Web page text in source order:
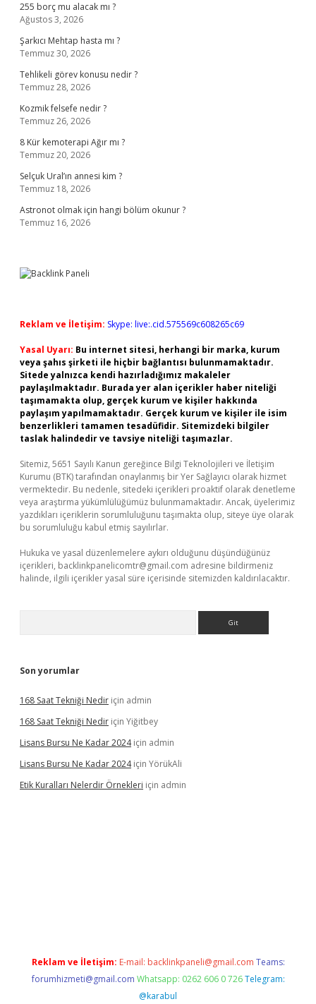
255 borç mu alacak mı ?
Ağustos 3, 2026
Şarkıcı Mehtap hasta mı ?
Temmuz 30, 2026
Tehlikeli görev konusu nedir ?
Temmuz 28, 2026
Kozmik felsefe nedir ?
Temmuz 26, 2026
8 Kür kemoterapi Ağır mı ?
Temmuz 20, 2026
Selçuk Ural’ın annesi kim ?
Temmuz 18, 2026
Astronot olmak için hangi bölüm okunur ?
Temmuz 16, 2026
Reklam ve İletişim: Skype: live:.cid.575569c608265c69
Yasal Uyarı: Bu internet sitesi, herhangi bir marka, kurum
veya şahıs şirketi ile hiçbir bağlantısı bulunmamaktadır.
Sitede yalnızca kendi hazırladığımız makaleler
paylaşılmaktadır. Burada yer alan içerikler haber niteliği
taşımamakta olup, gerçek kurum ve kişiler hakkında
paylaşım yapılmamaktadır. Gerçek kurum ve kişiler ile isim
benzerlikleri tamamen tesadüfidir. Sitemizdeki bilgiler
taslak halindedir ve tavsiye niteliği taşımazlar.
Sitemiz, 5651 Sayılı Kanun gereğince Bilgi Teknolojileri ve İletişim
Kurumu (BTK) tarafından onaylanmış bir Yer Sağlayıcı olarak hizmet
vermektedir. Bu nedenle, sitedeki içerikleri proaktif olarak denetleme
veya araştırma yükümlülüğümüz bulunmamaktadır. Ancak, üyelerimiz
yazdıkları içeriklerin sorumluluğunu taşımakta olup, siteye üye olarak
bu sorumluluğu kabul etmiş sayılırlar.
Hukuka ve yasal düzenlemelere aykırı olduğunu düşündüğünüz
içerikleri, backlinkpanelicomtr@gmail.com adresine bildirmeniz
halinde, ilgili içerikler yasal süre içerisinde sitemizden kaldırılacaktır.
Son yorumlar
168 Saat Tekniği Nedir için admin
168 Saat Tekniği Nedir için Yiğitbey
Lisans Bursu Ne Kadar 2024için admin
Lisans Bursu Ne Kadar 2024için YörükAli
Etik Kuralları Nelerdir Örnekleri için admin
Reklam ve İletişim: E-mail: backlinkpaneli@gmail.com Teams:
forumhizmeti@gmail.com Whatsapp: 0262 606 0 726 Telegram:
@karabul